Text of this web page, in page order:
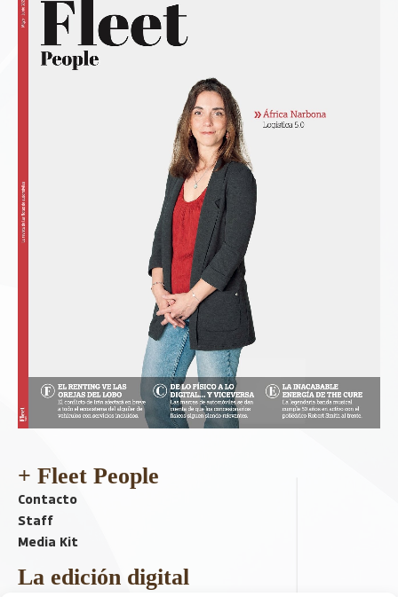
+ Fleet People
Contacto
Staff
Media Kit
La edición digital